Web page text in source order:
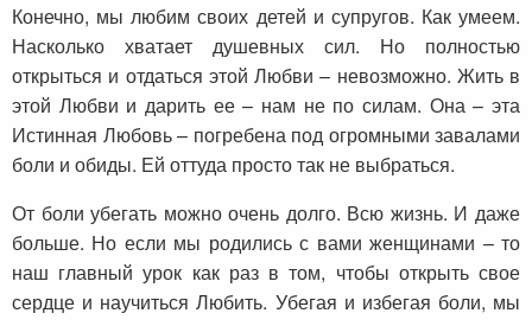
Конечно, мы любим своих детей и супругов. Как умеем.
Насколько хватает душевных сил. Но полностью
открыться и отдаться этой Любви – невозможно. Жить в
этой Любви и дарить ее – нам не по силам. Она – эта
Истинная Любовь – погребена под огромными завалами
боли и обиды. Ей оттуда просто так не выбраться.
От боли убегать можно очень долго. Всю жизнь. И даже
больше. Но если мы родились с вами женщинами – то
наш главный урок как раз в том, чтобы открыть свое
сердце и научиться Любить. Убегая и избегая боли, мы